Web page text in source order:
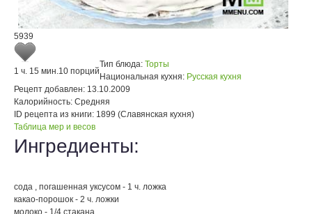
5939
1 ч. 15 мин.10 порций
Тип блюда: Торты
Национальная кухня: Русская кухня
Рецепт добавлен: 13.10.2009
Калорийность: Средняя
ID рецепта из книги: 1899 (Славянская кухня)
Таблица мер и весов
Ингредиенты:
сода , погашенная уксусом - 1 ч. ложка
какао-порошок - 2 ч. ложки